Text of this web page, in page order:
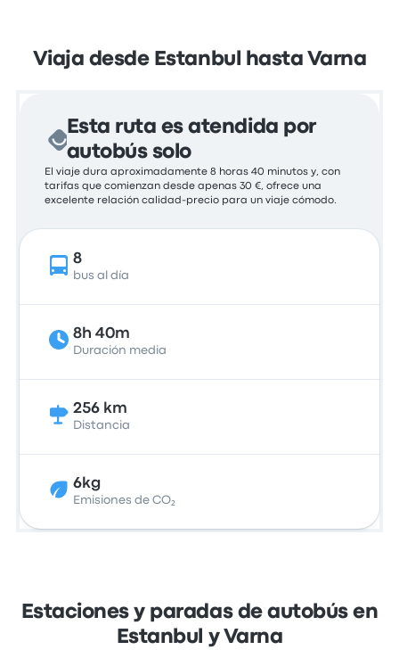
Viaja desde Estanbul hasta Varna
Esta ruta es atendida por
autobús solo
El viaje dura aproximadamente 8 horas 40 minutos y, con
tarifas que comienzan desde apenas 30 €, ofrece una
excelente relación calidad-precio para un viaje cómodo.
8
bus al día
8h 40m
Duración media
256 km
Distancia
6kg
Emisiones de CO₂
Estaciones y paradas de autobús en
Estanbul y Varna